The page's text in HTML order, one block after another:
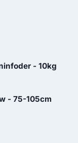
- 10kg
- 75-105cm